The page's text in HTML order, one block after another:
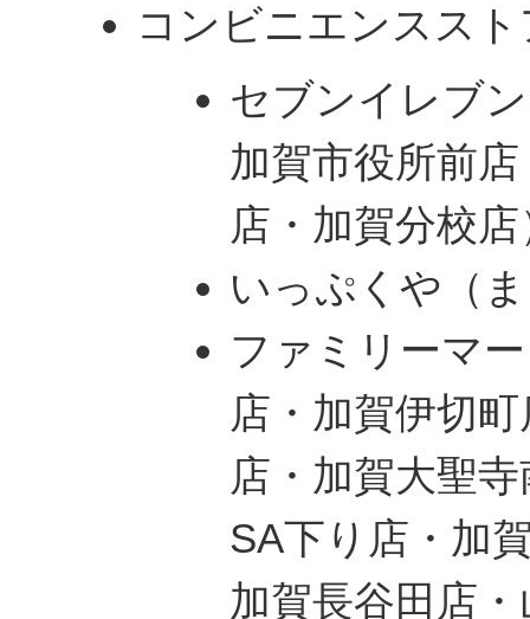
コンビニエンススト
セブンイレブ
加賀市役所前
店・加賀分校店
いっぷくや（
ファミリーマ
店・加賀伊切
店・加賀大聖
SA下り店・加
加賀長谷田店